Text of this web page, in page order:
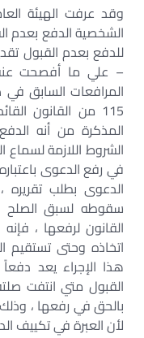
وقد عرفت الهيئة
الشخصية الدفع بعدم
للدفع بعدم القبول
– علي ما أفصحت عنه
115 من القانون
المذكرة من أنه
الشروط اللازمة
في رفع الدعوى
الدعوى بطلب
سقوطه لسبق الصلح
القانون لرفعها ،
اتخاذه وحتى تستقيم
هذا الإجراء يعد
القبول متي انتفت
بالحق في رفعها ،
لأن العبرة في تكييف